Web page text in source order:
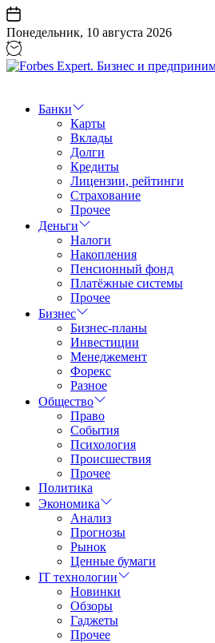
Перейти
к
содержанию
Понедельник, 10 августа 2026
Бизнес
предпринимательство
Банки
Карты
Вклады
Долги
Кредиты
Лицензии, рейтинги
Страхование
Прочее
Деньги
Налоги
Накопления
Пенсионный фонд
Платёжные системы
Прочее
Бизнес
Бизнес-планы
Инвестиции
Менеджемент
Форекс
Разное
Общество
Право
События
Психология
Происшествия
Прочее
Политика
Экономика
Анализ
Прогнозы
Рынок
Ценные бумаги
IT технологии
Новинки
Обзоры
Гаджеты
Прочее